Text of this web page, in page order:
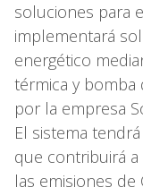
soluciones para
implementará
energético
térmica y bomba
por la empresa
El sistema
que contribuirá
las emisiones de